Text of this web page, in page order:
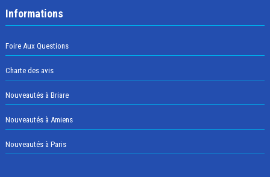
Informations
Foire Aux Questions
Charte des avis
Nouveautés à Briare
Nouveautés à Amiens
Nouveautés à Paris